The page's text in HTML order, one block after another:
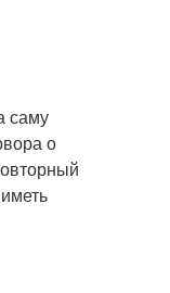
саму
о